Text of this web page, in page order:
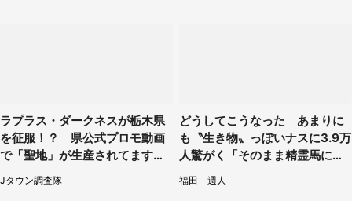
ラプラス・ダークネスが栃木県
を征服！？ 県公式プロモ動画
で「聖地」が生産されてます【7
／31～1／31】
Jタウン調査隊
どうしてこうなった あまりに
も〝生き物〟っぽいナスに3.9万
人驚がく「そのまま精霊馬に使
えそう」
福田 週人